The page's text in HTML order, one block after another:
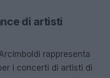
di artisti
rappresenta
i concerti di artisti di